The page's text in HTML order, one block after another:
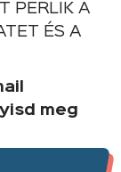
PERLIK A
ÉS A
meg